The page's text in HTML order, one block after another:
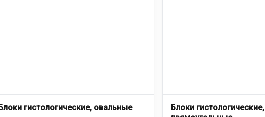
Блоки гистологические, овальные
Блоки гистологические,